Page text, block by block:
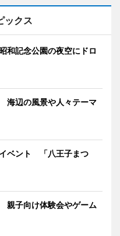
ックス
和記念公園の夜空にドロ
海辺の風景や人々テーマ
ベント 「八王子まつ
親子向け体験会やゲーム